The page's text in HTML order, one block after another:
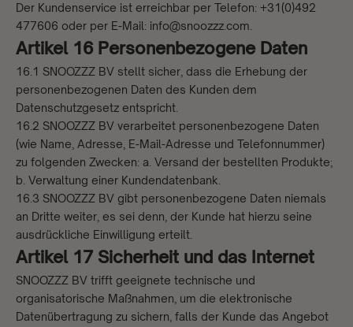
Der Kundenservice ist erreichbar per Telefon: +31(0)492
477606 oder per E-Mail: info@snoozzz.com.
Artikel 16 Personenbezogene Daten
16.1 SNOOZZZ BV stellt sicher, dass die Erhebung der
personenbezogenen Daten des Kunden dem
Datenschutzgesetz entspricht.
16.2 SNOOZZZ BV verarbeitet personenbezogene Daten
(wie Name, Adresse, E-Mail-Adresse und Telefonnummer)
zu folgenden Zwecken: a. Versand der bestellten Produkte;
b. Verwaltung einer Kundendatenbank.
16.3 SNOOZZZ BV gibt personenbezogene Daten niemals
an Dritte weiter, es sei denn, der Kunde hat hierzu seine
ausdrückliche Einwilligung erteilt.
Artikel 17 Sicherheit und das Internet
SNOOZZZ BV trifft geeignete technische und
organisatorische Maßnahmen, um die elektronische
Datenübertragung zu sichern, falls der Kunde das Angebot